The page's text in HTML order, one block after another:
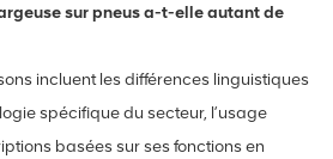
sur pneus a-t-elle autant de
incluent les différences linguistiques
spécifique du secteur, l’usage
basées sur ses fonctions en